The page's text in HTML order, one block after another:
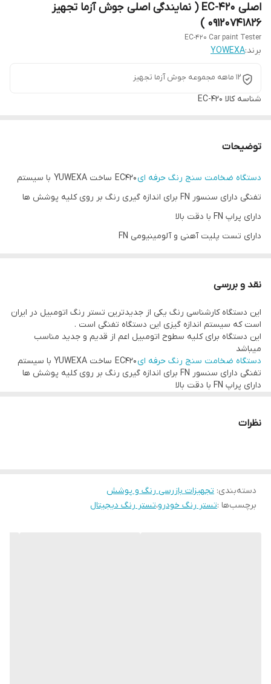
اصلی EC-420 ( نمایندگی اصلی جوش آزما تجهیز
09120741826 )
EC-420 Car paint Tester
برند:YOWEXA
12 ماهه مجموعه جوش آزما تجهیز
شناسه کالا EC-420
توضیحات
دستگاه ضخامت سنج رنگ حرفه ای
EC420 ساخت YUWEXA با سیستم
تفنگی دارای سنسور FN برای اندازه گیری رنگ بر روی کلیه پوشش ها
دارای پراپ FN با دقت بالا
دارای تست پلیت آهنی و آلومینیومی FN
کالیبره اتوماتیک
قابلیت نمایش رنگ با واحد های میکرون ، میلی متر و میلز
دارای فویل کالیبراسیون جهت تست سلامت دستگاه
نقد و بررسی
این دستگاه کارشناسی رنگ یکی از جدیدترین تستر رنگ اتومبیل در ایران
است که سیستم اندازه گیزی این دستگاه تفنگی است .
این دستگاه برای کلیه سطوح اتومبیل اعم از قدیم و جدید مناسب
میباشد
دستگاه ضخامت سنج رنگ حرفه ای
EC420 ساخت YUWEXA با سیستم
تفنگی دارای سنسور FN برای اندازه گیری رنگ بر روی کلیه پوشش ها
دارای پراپ FN با دقت بالا
رنج اندازه گیری 0 تا 1500 میکرون
نظرات
دسته‌بندی: تجهیزات بازرسی رنگ و پوشش
برچسب‌ها :تستر رنگ خودرو،تستر رنگ دیجیتال